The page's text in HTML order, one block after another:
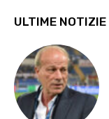
ULTIME NOTIZIE